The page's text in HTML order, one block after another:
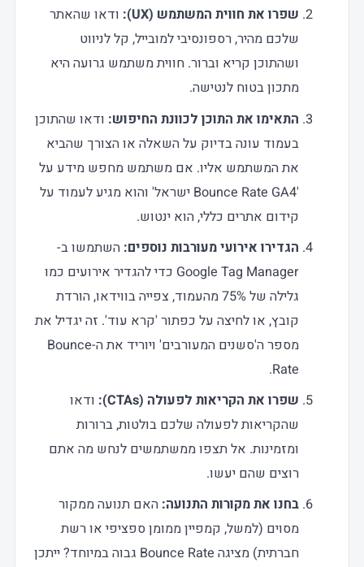
שפרו את חווית המשתמש (UX):
ודאו שהאתר
שלכם מהיר, רספונסיבי למובייל, קל לניווט
ושהתוכן קריא וברור. חווית משתמש גרועה היא
מתכון בטוח לנטישה.
התאימו את התוכן לכוונת החיפוש: ודאו שהתוכן
בעמוד עונה בדיוק על השאלה או הצורך שהביא
את המשתמש אליו. אם משתמש מחפש מידע על
'Bounce Rate GA4 ישראל' והוא מגיע לעמוד על
קידום אתרים כללי, הוא ינטוש.
הגדירו אירועי מעורבות נוספים: השתמשו ב-
Google Tag Manager כדי להגדיר אירועים כמו
גלילה של 75% מהעמוד, צפייה בווידאו, הורדת
קובץ, או לחיצה על כפתור 'קרא עוד'. זה יגדיל את
מספר ה'סשנים המעורבים' ויוריד את ה-Bounce
Rate.
שפרו את הקריאות לפעולה (CTAs):
ודאו
שהקריאות לפעולה שלכם בולטות, ברורות
ומזמינות. אל תצפו ממשתמשים לנחש מה אתם
רוצים שהם יעשו.
בחנו את מקורות התנועה: האם תנועה ממקור
מסוים (למשל, קמפיין ממומן ספציפי או רשת
חברתית) מציגה Bounce Rate גבוה במיוחד? ייתכן